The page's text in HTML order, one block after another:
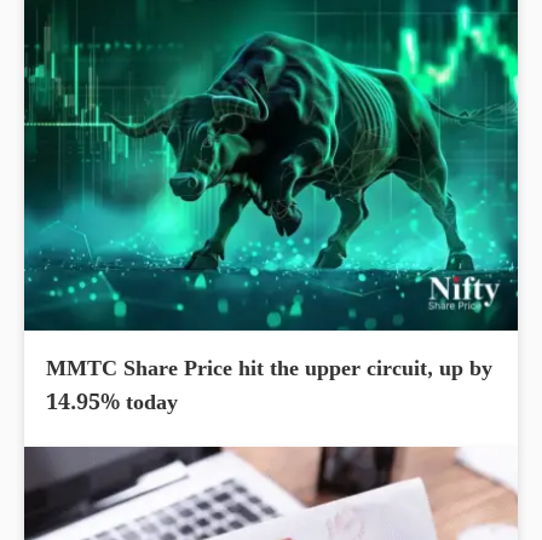
MMTC Share Price hit the upper circuit, up by
14.95% today